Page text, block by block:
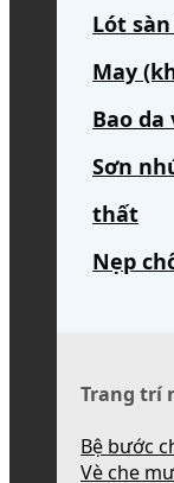
Lót sàn
May
Bao da
Sơn
thất
Nẹp
Trang trí
Bệ bước
Vè che